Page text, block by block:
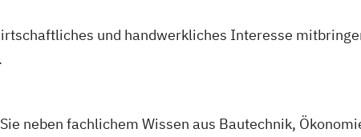
Burgenland)
und handwerkliches Interesse
neben fachlichem Wissen aus Bautechnik,